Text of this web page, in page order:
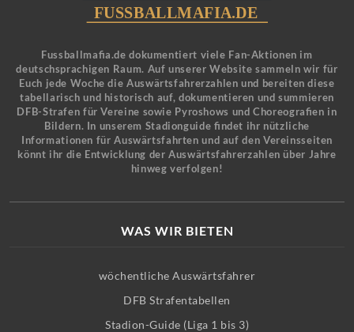
Fussballmafia.de dokumentiert viele Fan-Aktionen im
deutschsprachigen Raum. Auf unserer Website sammeln wir für
Euch jede Woche die Auswärtsfahrerzahlen und bereiten diese
tabellarisch und historisch auf, dokumentieren und summieren
DFB-Strafen für Vereine sowie Pyroshows und Choreografien in
Bildern. In unserem Stadionguide findet ihr nützliche
Informationen für Auswärtsfahrten und auf den Vereinsseiten
könnt ihr die Entwicklung der Auswärtsfahrerzahlen über Jahre
hinweg verfolgen!
WAS WIR BIETEN
wöchentliche Auswärtsfahrer
DFB Strafentabellen
Stadion-Guide (Liga 1 bis 3)